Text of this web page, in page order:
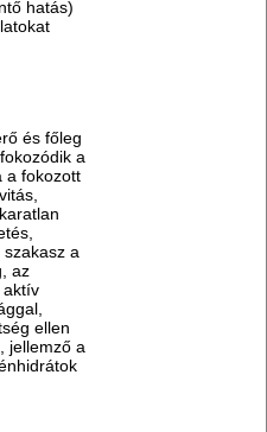
hatás)
és főleg
a
a fokozott
a
az
aktív
ellen
jellemző a